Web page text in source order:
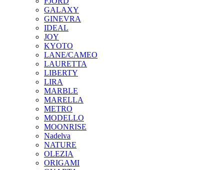
GALAXY
GINEVRA
IDEAL
JOY
KYOTO
LANE/CAMEO
LAURETTA
LIBERTY
LIRA
MARBLE
MARELLA
METRO
MODELLO
MOONRISE
Nadelva
NATURE
OLEZIA
ORIGAMI